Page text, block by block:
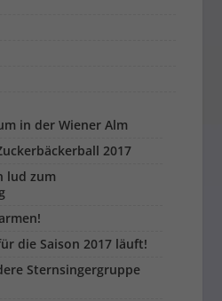
in der Wiener Alm
2017
lud zum
die Saison 2017 läuft!
Sternsingergruppe